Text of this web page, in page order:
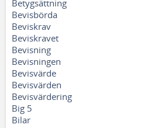
Betygsättning
Bevisbörda
Beviskrav
Beviskravet
Bevisning
Bevisningen
Bevisvärde
Bevisvärden
Bevisvärdering
Big 5
Bilar